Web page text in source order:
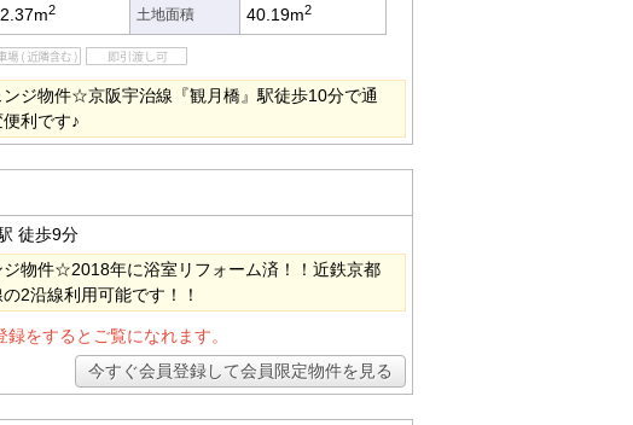
2 土地面積 40.19m2
ジ物件☆京阪宇治線『観月橋』駅徒歩10分で通
利です♪
徒歩9分
ジ物件☆2018年に浴室リフォーム済！！近鉄京都
2沿線利用可能です！！
録をするとご覧になれます。
今すぐ会員登録して会員限定物件を見る